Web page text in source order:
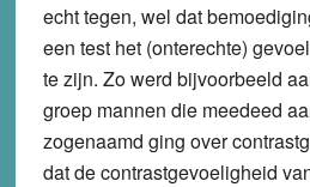
echt tegen, wel dat
een test het (onterechte)
te zijn. Zo werd bijvoorbeeld
groep mannen die meedeed
zogenaamd ging over
dat de contrastgevoeligheid